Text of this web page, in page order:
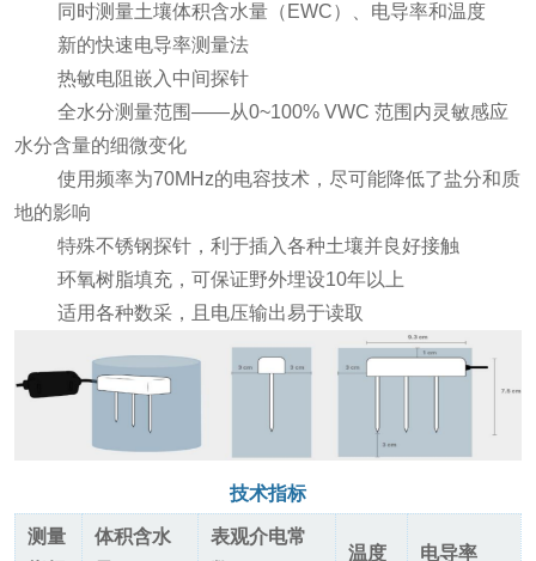
同时测量土壤体积含水量（EWC）、电导率和温度
新的快速电导率测量法
热敏电阻嵌入中间探针
全水分测量范围——从0~100% VWC 范围内灵敏感应
水分含量的细微变化
使用频率为70MHz的电容技术，尽可能降低了盐分和质
地的影响
特殊不锈钢探针，利于插入各种土壤并良好接触
环氧树脂填充，可保证野外埋设10年以上
适用各种数采，且电压输出易于读取
技术指标
测量
体积含水
表观介电常
温度 电导率